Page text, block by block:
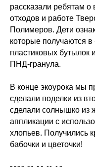
рассказали ребятам о
отходов и работе
Полимеров. Дети
которые получаются в
пластиковых
ПНД-гранула.
В конце экоурока мы
сделали поделки из
сделали солнышко из
аппликации с
хлопьев. Получились
бабочки и цветочки!